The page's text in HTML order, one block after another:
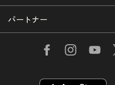
パートナー